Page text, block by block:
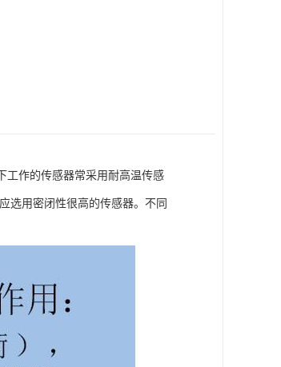
工作的传感器常采用耐高温传感
选用密闭性很高的传感器。不同